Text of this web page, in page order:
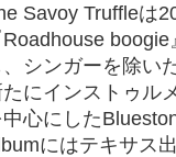
Savoy Truffleは
Roadhouse
、シンガーを除い
たにインストゥ
中心にした
にはテキサス